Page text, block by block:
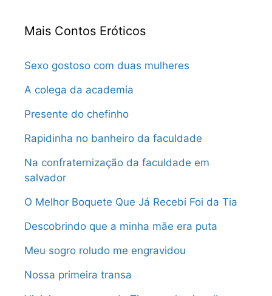
Mais Contos Eróticos
Sexo gostoso com duas mulheres
A colega da academia
Presente do chefinho
Rapidinha no banheiro da faculdade
Na confraternização da faculdade em
salvador
O Melhor Boquete Que Já Recebi Foi da Tia
Descobrindo que a minha mãe era puta
Meu sogro roludo me engravidou
Nossa primeira transa